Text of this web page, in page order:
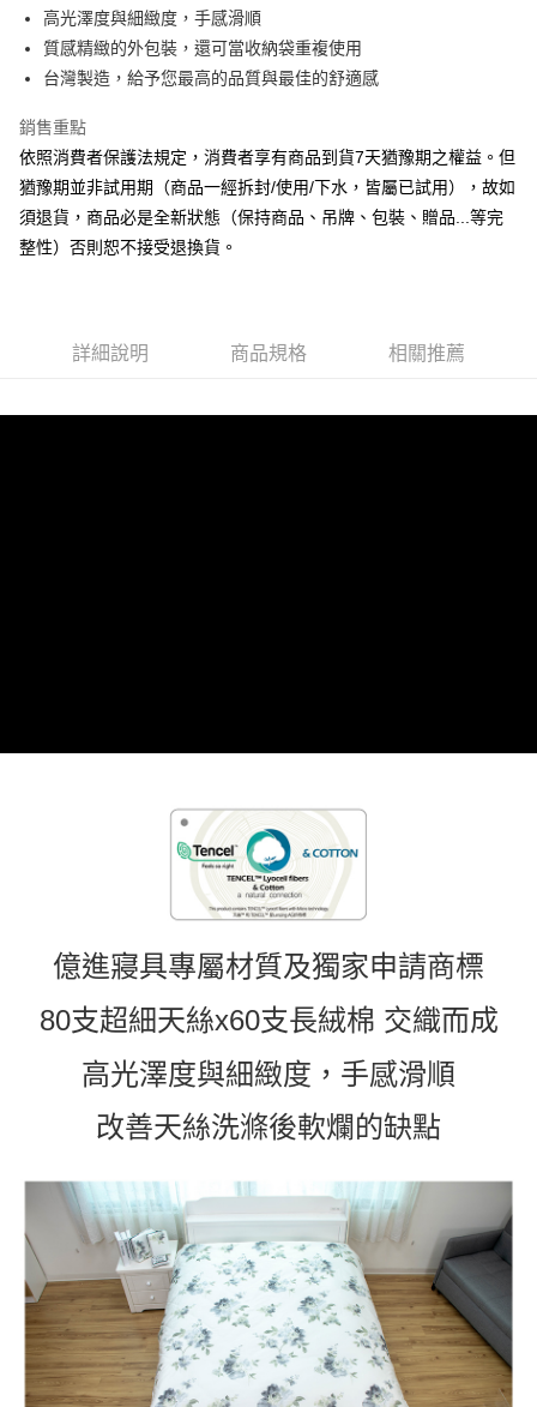
國泰世華商業銀行
臺灣中小企業銀行
台中商業銀行
匯豐（台灣）商業銀行
華泰商業銀行
聯邦商業銀行
遠東國際商業銀行
元大商業銀行
台新國際商業銀行
中國信託商業銀行
台灣樂天信用卡公司
上海商業儲蓄銀行
國泰世華商業銀行
兆豐國際商業銀行
臺灣中小企業銀行
台中商業銀行
聯邦商業銀行
元大商業銀行
永豐商業銀行
玉山商業銀行
星展（台灣）商業銀行
台灣樂天信用卡公司
Apple Pay
悠遊付
Google Pay
ATM付款
運送方式
非床墊商品，一般宅配
每筆NT$150，滿NT$1,399(含以上)免運費
高光澤度與細緻度，手感滑順
質感精緻的外包裝，還可當收納袋重複使用
台灣製造，給予您最高的品質與最佳的舒適感
銷售重點
依照消費者保護法規定，消費者享有商品到貨7天猶豫期之權益。但
猶豫期並非試用期（商品一經拆封/使用/下水，皆屬已試用），故如
須退貨，商品必是全新狀態（保持商品、吊牌、包裝、贈品...等完
整性）否則恕不接受退換貨。
詳細說明 商品規格 相關推薦
億進寢具專屬材質及獨家申請商標
80支超細天絲x60支長絨棉 交織而成
高光澤度與細緻度，手感滑順
改善天絲洗滌後軟爛的缺點